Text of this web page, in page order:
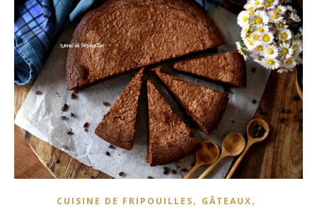
CUISINE DE FRIPOUILLES, GÂTEAUX,